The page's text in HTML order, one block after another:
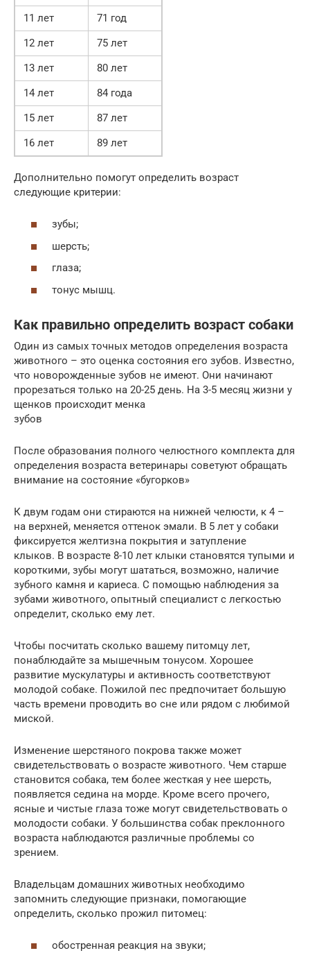
11 лет
71 год
12 лет
75 лет
13 лет
80 лет
14 лет
84 года
15 лет
87 лет
16 лет
89 лет
Дополнительно помогут определить возраст
следующие критерии:
зубы;
шерсть;
глаза;
тонус мышц.
Как правильно определить возраст собаки
Один из самых точных методов определения возраста
животного – это оценка состояния его зубов. Известно,
что новорожденные зубов не имеют. Они начинают
прорезаться только на 20-25 день. На 3-5 месяц жизни у
щенков происходит менка
зубов
После образования полного челюстного комплекта для
определения возраста ветеринары советуют обращать
внимание на состояние «бугорков»
К двум годам они стираются на нижней челюсти, к 4 –
на верхней, меняется оттенок эмали. В 5 лет у собаки
фиксируется желтизна покрытия и затупление
клыков. В возрасте 8-10 лет клыки становятся тупыми и
короткими, зубы могут шататься, возможно, наличие
зубного камня и кариеса. С помощью наблюдения за
зубами животного, опытный специалист с легкостью
определит, сколько ему лет.
Чтобы посчитать сколько вашему питомцу лет,
понаблюдайте за мышечным тонусом. Хорошее
развитие мускулатуры и активность соответствуют
молодой собаке. Пожилой пес предпочитает большую
часть времени проводить во сне или рядом с любимой
миской.
Изменение шерстяного покрова также может
свидетельствовать о возрасте животного. Чем старше
становится собака, тем более жесткая у нее шерсть,
появляется седина на морде. Кроме всего прочего,
ясные и чистые глаза тоже могут свидетельствовать о
молодости собаки. У большинства собак преклонного
возраста наблюдаются различные проблемы со
зрением.
Владельцам домашних животных необходимо
запомнить следующие признаки, помогающие
определить, сколько прожил питомец:
обостренная реакция на звуки;